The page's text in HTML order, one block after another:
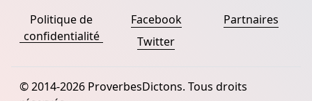
Politique de
confidentialité
Facebook
Twitter
Partnaires
© 2014-2026 ProverbesDictons. Tous droits